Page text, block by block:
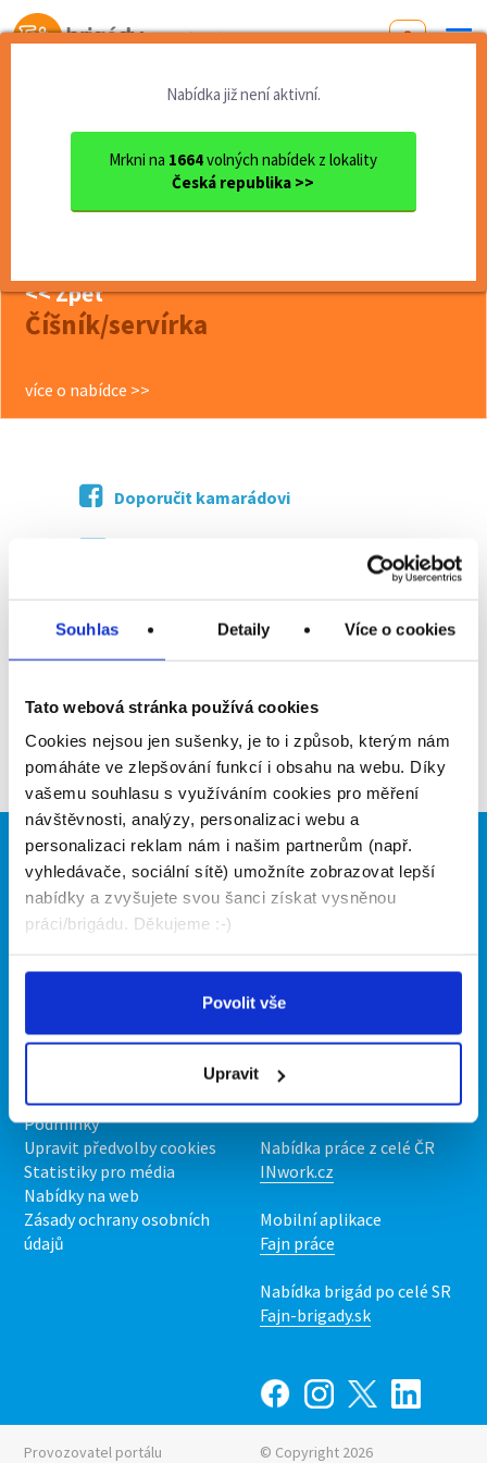
Souhlas Detaily Více o cookies
Tato webová stránka používá cookies
Cookies nejsou jen sušenky, je to i způsob, kterým nám
pomáháte ve zlepšování funkcí i obsahu na webu. Díky
vašemu souhlasu s využíváním cookies pro měření
návštěvnosti, analýzy, personalizaci webu a
personalizaci reklam nám i našim partnerům (např.
vyhledávače, sociální sítě) umožníte zobrazovat lepší
nabídky a zvyšujete svou šanci získat vysněnou
práci/brigádu. Děkujeme :-)
Povolit vše
Upravit
Od první brigády
Nabídka již není aktivní.
Mrkni na 1664volných nabídek z lokality
Česká republika >>
Liberecký kraj okres Liberec
Číšník/servírka
další nabídky (0)BRIGÁDY LIBEREC
<< Zpět
Číšník/servírka
více o nabídce >>
Doporučit kamarádovi
Přidat do oblíbených
Zpět
Brigádníci
Články
Hledané brigády
Firmy
Vložit inzerát
O portálu
O nás
Podmínky
Upravit předvolby cookies
Statistiky pro média
Nabídky na web
Zásady ochrany osobních
údajů
Naše další projekty
Mobilní aplikace
Fajn brigády
Nabídka práce z celé ČR
INwork.cz
Mobilní aplikace
Fajn práce
Nabídka brigád po celé SR
Fajn-brigady.sk
Provozovatel portálu © Copyright 2026